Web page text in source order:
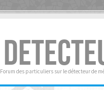
Forum des particuliers sur le détecteur de